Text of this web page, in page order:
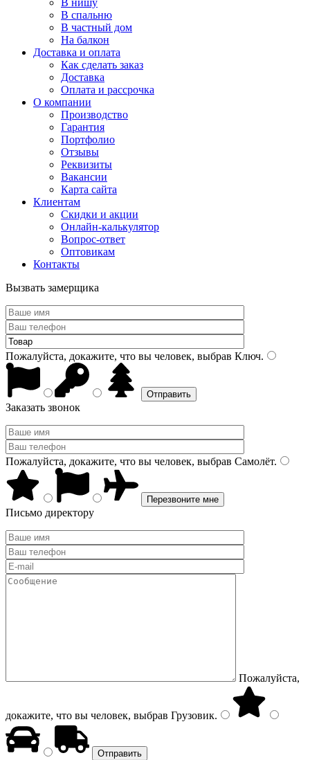
В нишу
В спальню
В частный дом
На балкон
Доставка и оплата
Как сделать заказ
Доставка
Оплата и рассрочка
О компании
Производство
Гарантия
Портфолио
Отзывы
Реквизиты
Вакансии
Карта сайта
Клиентам
Скидки и акции
Онлайн-калькулятор
Вопрос-ответ
Оптовикам
Контакты
Вызвать замерщика
Пожалуйста, докажите, что вы человек, выбрав Ключ.
Заказать звонок
Пожалуйста, докажите, что вы человек, выбрав Самолёт.
Письмо директору
Пожалуйста,
докажите, что вы человек, выбрав Грузовик.